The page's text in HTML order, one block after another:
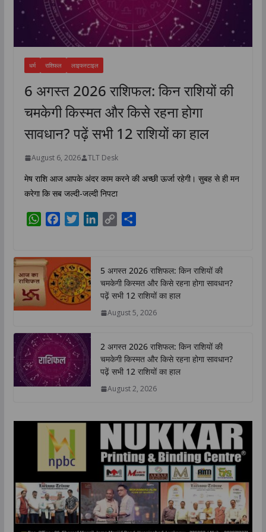
धर्म राशिफल लाइफस्टाइल
6 अगस्त 2026 राशिफल: किन राशियों की
चमकेगी किस्मत और किसे रहना होगा
सावधान? पढ़ें सभी 12 राशियों का हाल
August 6, 2026 TLT Desk
मेष राशि आज आपके अंदर काम करने की अच्छी ऊर्जा रहेगी। सुबह से ही मन
करेगा कि सब जल्दी-जल्दी निपटा
W
t
s
A
p
e
b
o
o
t
t
e
r
e
d
n
L
i
k
e
5 अगस्त 2026 राशिफल: किन राशियों की
चमकेगी किस्मत और किसे रहना होगा सावधान?
पढ़ें सभी 12 राशियों का हाल
August 5, 2026
2 अगस्त 2026 राशिफल: किन राशियों की
चमकेगी किस्मत और किसे रहना होगा सावधान?
पढ़ें सभी 12 राशियों का हाल
August 2, 2026